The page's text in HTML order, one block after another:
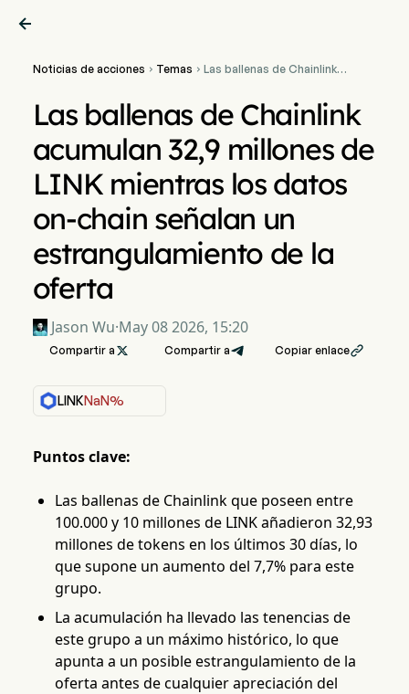

Noticias de acciones  Temas  Las ballenas de Chainlink
on-chain señalan un
estrangulamiento de la
oferta
Las ballenas de Chainlink
acumulan 32,9 millones de
LINK mientras los datos
on-chain señalan un
estrangulamiento de la
oferta
Jason Wu·May 08 2026, 15:20
Compartir a  Compartir a Copiar enlace
LINKNaN%
Puntos clave:
Las ballenas de Chainlink que poseen entre
100.000 y 10 millones de LINK añadieron 32,93
millones de tokens en los últimos 30 días, lo
que supone un aumento del 7,7% para este
grupo.
La acumulación ha llevado las tenencias de
este grupo a un máximo histórico, lo que
apunta a un posible estrangulamiento de la
oferta antes de cualquier apreciación del